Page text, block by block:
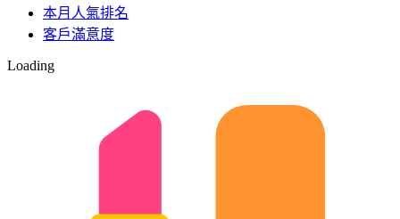
本月人氣排名
客戶滿意度
Loading